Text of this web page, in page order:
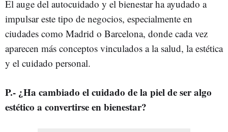
El auge del autocuidado y el bienestar ha ayudado a
impulsar este tipo de negocios, especialmente en
ciudades como Madrid o Barcelona, donde cada vez
aparecen más conceptos vinculados a la salud, la estética
y el cuidado personal.
P.- ¿Ha cambiado el cuidado de la piel de ser algo
estético a convertirse en bienestar?